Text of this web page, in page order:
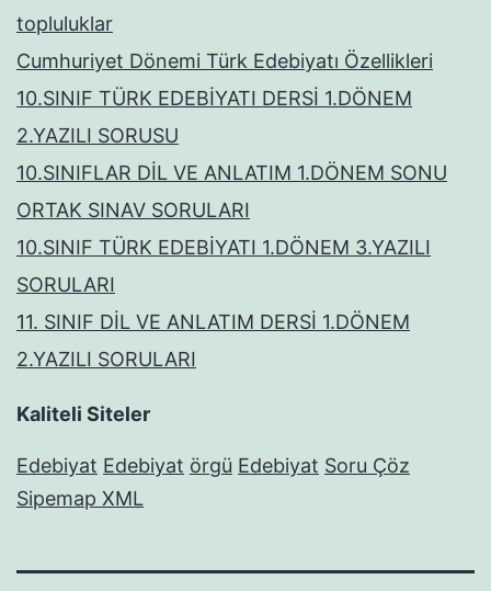
topluluklar
Cumhuriyet Dönemi Türk Edebiyatı Özellikleri
10.SINIF TÜRK EDEBİYATI DERSİ 1.DÖNEM
2.YAZILI SORUSU
10.SINIFLAR DİL VE ANLATIM 1.DÖNEM SONU
ORTAK SINAV SORULARI
10.SINIF TÜRK EDEBİYATI 1.DÖNEM 3.YAZILI
SORULARI
11. SINIF DİL VE ANLATIM DERSİ 1.DÖNEM
2.YAZILI SORULARI
Kaliteli Siteler
Edebiyat Edebiyat örgü Edebiyat Soru Çöz
Sipemap XML